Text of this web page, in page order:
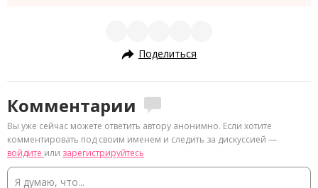
Поделиться
Комментарии
Вы уже сейчас можете ответить автору анонимно. Если хотите
комментировать под своим именем и следить за дискуссией —
войдите или зарегистрируйтесь